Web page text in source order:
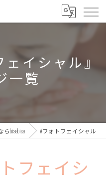
イシャル』
一覧
bisebise #フォトフェイシャル
フェイシ